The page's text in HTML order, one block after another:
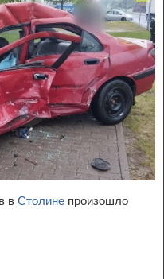
в Столине произошло